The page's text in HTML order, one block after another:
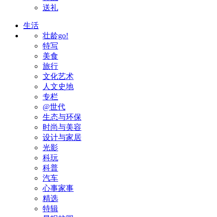
送礼
生活
壮龄go!
特写
美食
旅行
文化艺术
人文史地
专栏
@世代
生态与环保
时尚与美容
设计与家居
光影
科玩
科普
汽车
心事家事
精选
特辑